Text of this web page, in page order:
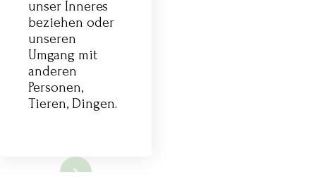
unser Inneres
beziehen oder
unseren
Umgang mit
anderen
Personen,
Tieren, Dingen.